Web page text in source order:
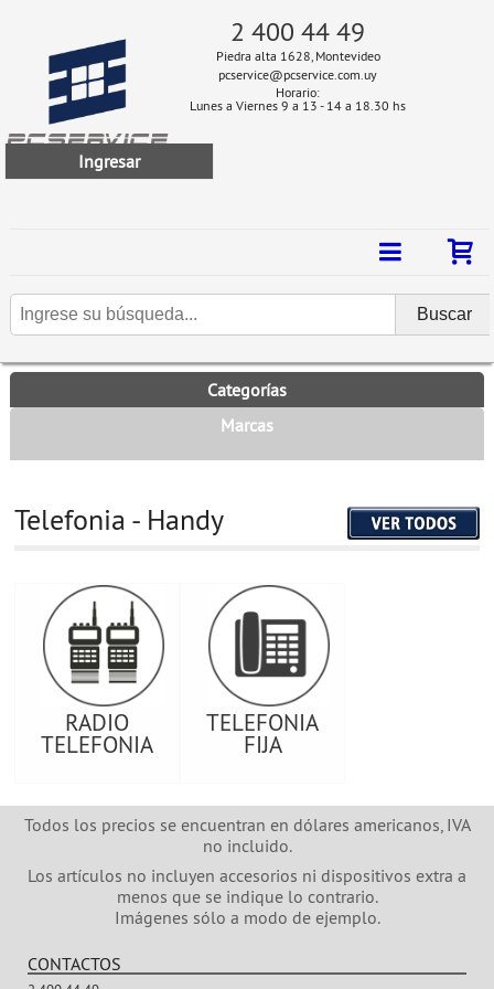
2 400 44 49
Piedra alta 1628, Montevideo
pcservice@pcservice.com.uy
Horario:
Lunes a Viernes 9 a 13 - 14 a 18.30 hs
Ingresar
Categorías
Marcas
Telefonia - Handy
RADIO
TELEFONIA
TELEFONIA
FIJA
Todos los precios se encuentran en dólares americanos, IVA
no incluido.
Los artículos no incluyen accesorios ni dispositivos extra a
menos que se indique lo contrario.
Imágenes sólo a modo de ejemplo.
CONTACTOS